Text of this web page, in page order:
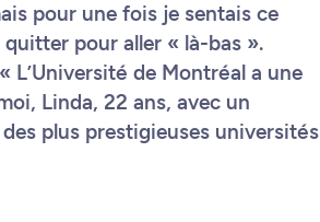
pour une fois je sentais ce
pour aller « là-bas ».
L’Université de Montréal a une
Linda, 22 ans, avec un
plus prestigieuses universités